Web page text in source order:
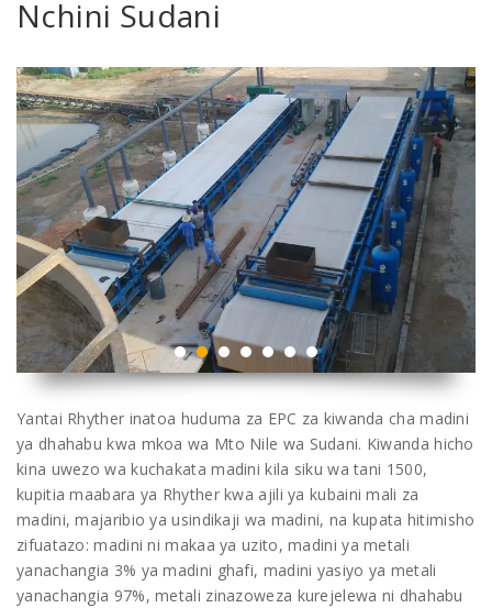
Nchini Sudani
Yantai Rhyther inatoa huduma za EPC za kiwanda cha madini
ya dhahabu kwa mkoa wa Mto Nile wa Sudani. Kiwanda hicho
kina uwezo wa kuchakata madini kila siku wa tani 1500,
kupitia maabara ya Rhyther kwa ajili ya kubaini mali za
madini, majaribio ya usindikaji wa madini, na kupata hitimisho
zifuatazo: madini ni makaa ya uzito, madini ya metali
yanachangia 3% ya madini ghafi, madini yasiyo ya metali
yanachangia 97%, metali zinazoweza kurejelewa ni dhahabu